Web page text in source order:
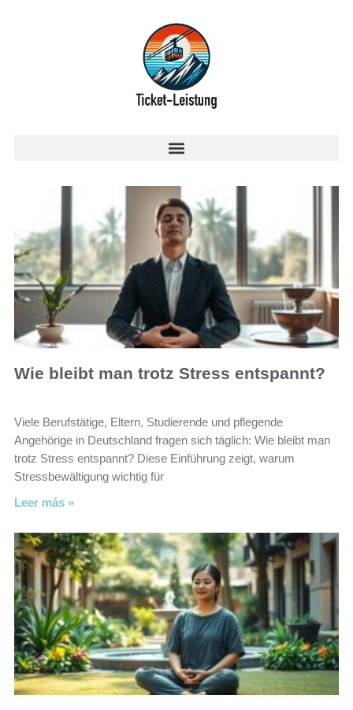
Wie bleibt man trotz Stress entspannt?
Viele Berufstätige, Eltern, Studierende und pflegende
Angehörige in Deutschland fragen sich täglich: Wie bleibt man
trotz Stress entspannt? Diese Einführung zeigt, warum
Stressbewältigung wichtig für
Leer más »